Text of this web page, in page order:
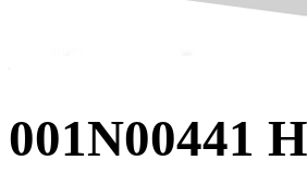
001N00441